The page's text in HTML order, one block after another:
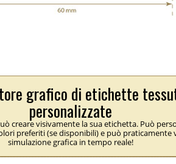
grafico di etichette
personalizzate
creare visivamente la sua etichetta. Può
preferiti (se disponibili) e può praticamente
simulazione grafica in tempo reale!